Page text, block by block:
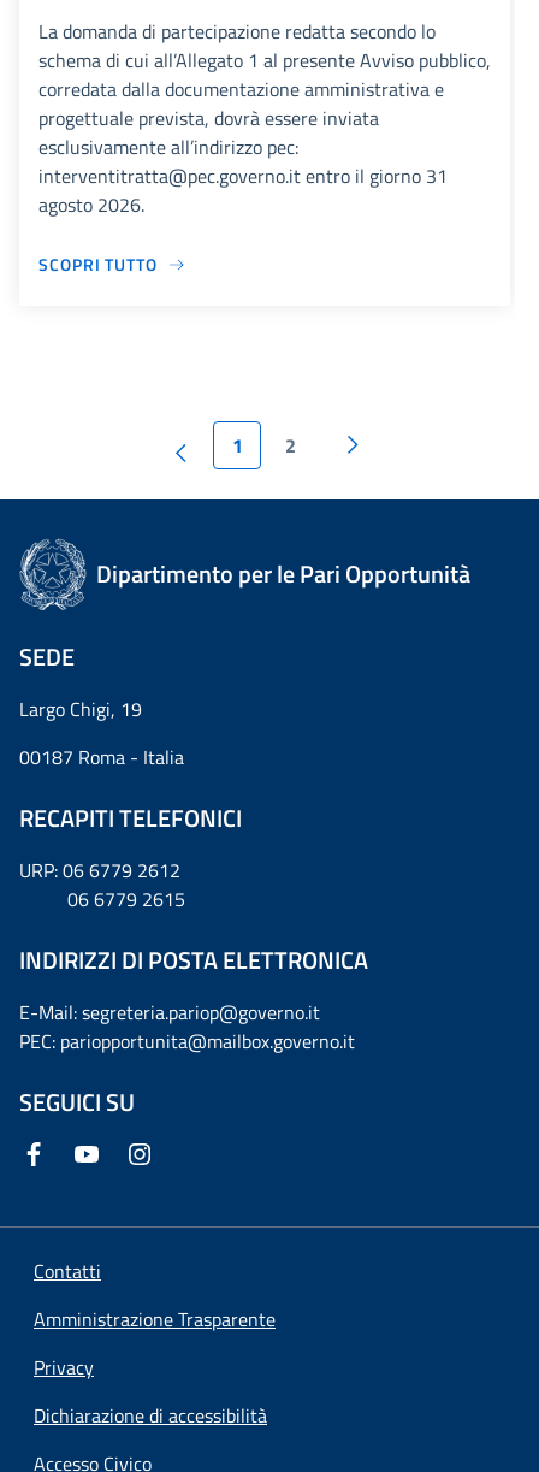
La domanda di partecipazione redatta secondo lo
schema di cui all’Allegato 1 al presente Avviso pubblico,
corredata dalla documentazione amministrativa e
progettuale prevista, dovrà essere inviata
esclusivamente all’indirizzo pec:
interventitratta@pec.governo.it entro il giorno 31
agosto 2026.
SCOPRI TUTTO
1 2
Dipartimento per le Pari Opportunità
SEDE
Largo Chigi, 19
00187 Roma - Italia
RECAPITI TELEFONICI
URP: 06 6779 2612
06 6779 2615
INDIRIZZI DI POSTA ELETTRONICA
E-Mail: segreteria.pariop@governo.it
PEC: pariopportunita@mailbox.governo.it
SEGUICI SU
Contatti
Amministrazione Trasparente
Privacy
Dichiarazione di accessibilità
Accesso Civico